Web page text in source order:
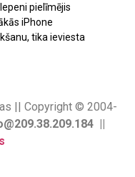
pielīmējis
iPhone
tika ieviesta
|| Copyright © 2004-
||